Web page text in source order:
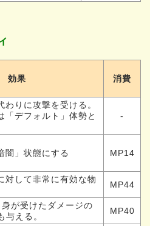
効果 消費
わりに攻撃を受ける。
「デフォルト」体勢と
-
闇」状態にする MP14
対して非常に有効な物
MP44
が受けたダメージの
与える。
MP40